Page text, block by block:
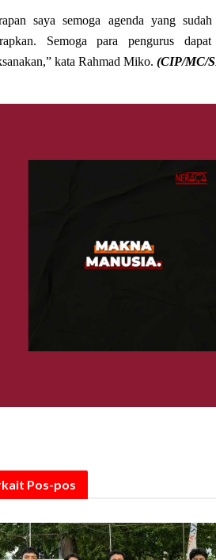
saya semoga agenda yang
Semoga para pengurus
kata Rahmad Miko. (CIP/MC/
Pos-pos